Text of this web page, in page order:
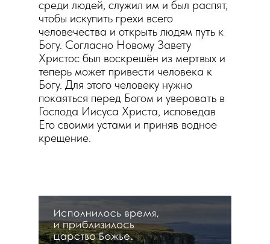
среди людей, служил им и был распят,
чтобы искупить грехи всего
человечества и открыть людям путь к
Богу. Согласно Новому Завету
Христос был воскрешён из мертвых и
теперь может привести человека к
Богу. Для этого человеку нужно
покаяться перед Богом и уверовать в
Господа Иисуса Христа, исповедав
Его своими устами и приняв водное
крещение.